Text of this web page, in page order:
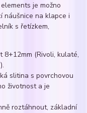
je možno
náušnice na klapce i
s řetízkem,
(Rivoli, kulaté,
slitina s povrchovou
životnost a je
roztáhnout, základní